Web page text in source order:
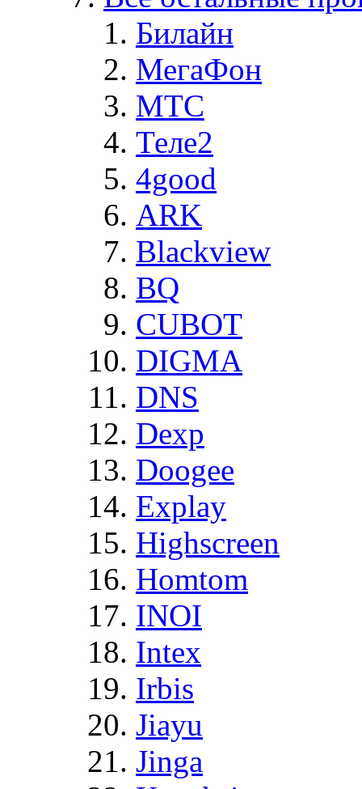
Билайн
МегаФон
MTC
Теле2
4good
ARK
Blackview
BQ
CUBOT
DIGMA
DNS
Dexp
Doogee
Explay
Highscreen
Homtom
INOI
Intex
Irbis
Jiayu
Jinga